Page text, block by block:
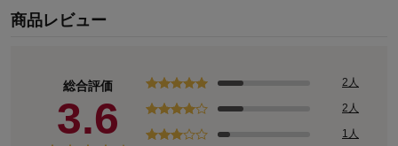
安心して着せたいママと、毎日気持ちよく着たいコドモ。みんなの
オリジナルブランド
商品レビュー
総合評価
3.6
2人
2人
1人